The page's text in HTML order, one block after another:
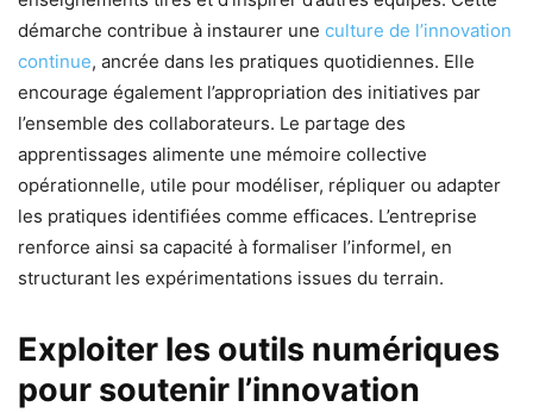
démarche contribue à instaurer une culture de l’innovation
continue, ancrée dans les pratiques quotidiennes. Elle
encourage également l’appropriation des initiatives par
l’ensemble des collaborateurs. Le partage des
apprentissages alimente une mémoire collective
opérationnelle, utile pour modéliser, répliquer ou adapter
les pratiques identifiées comme efficaces. L’entreprise
renforce ainsi sa capacité à formaliser l’informel, en
structurant les expérimentations issues du terrain.
Exploiter les outils numériques
pour soutenir l’innovation